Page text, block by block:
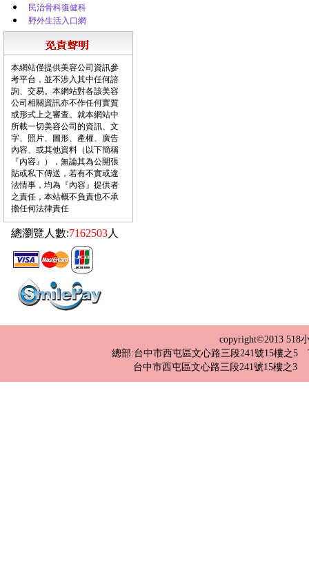
民治骨科復健科
野外生活入口網
本網站僅提供美容公司資訊參
考平台，並不涉入其中任何諮
詢、交易。本網站對各該美容
公司相關資訊亦不作任何實質
或形式上之審查。就本網站中
所載一切美容公司的資訊、文
字、照片、圖形、產權、廣告
內容、或其他資料（以下簡稱
『內容』），無論其為公開張
貼或私下傳送，若有不實或違
法情事，均為『內容』提供者
之責任，本站概不負責也不承
擔任何法律責任
總瀏覽人數:7162503人
copyright©2013
總部:台中市西屯區文心路三段241號15樓之5
台中市西屯區文心路三段241號15樓之